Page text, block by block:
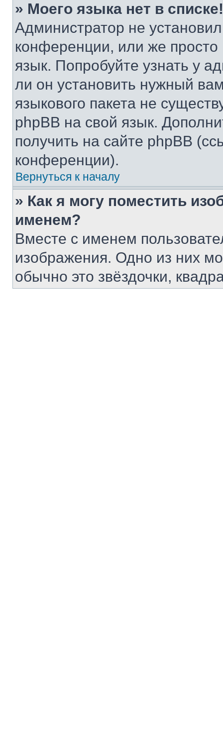
» Моего языка нет в списке!
Администратор не
конференции, или же
язык. Попробуйте узнать у
ли он установить нужный
языкового пакета не
phpBB на свой язык.
получить на сайте phpBB
конференции).
Вернуться к началу
» Как я могу поместить
именем?
Вместе с именем
изображения. Одно из них
обычно это звёздочки,